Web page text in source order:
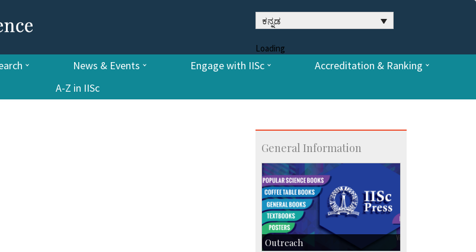
ಕನ್ನಡ
Loading
News & Events Engage with IISc
Accreditation & Ranking
A-Z in IISc
General Information
Outreach